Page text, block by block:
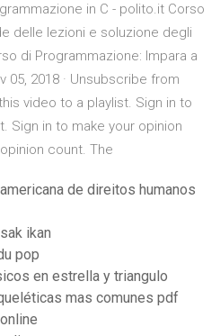
in C - polito.it Corso
delle lezioni e soluzione degli
di Programmazione: Impara a
05, 2018 · Unsubscribe from
video to a playlist. Sign in to
Sign in to make your opinion
count. The
de direitos humanos
ikan
pop
en estrella y triangulo
mas comunes pdf